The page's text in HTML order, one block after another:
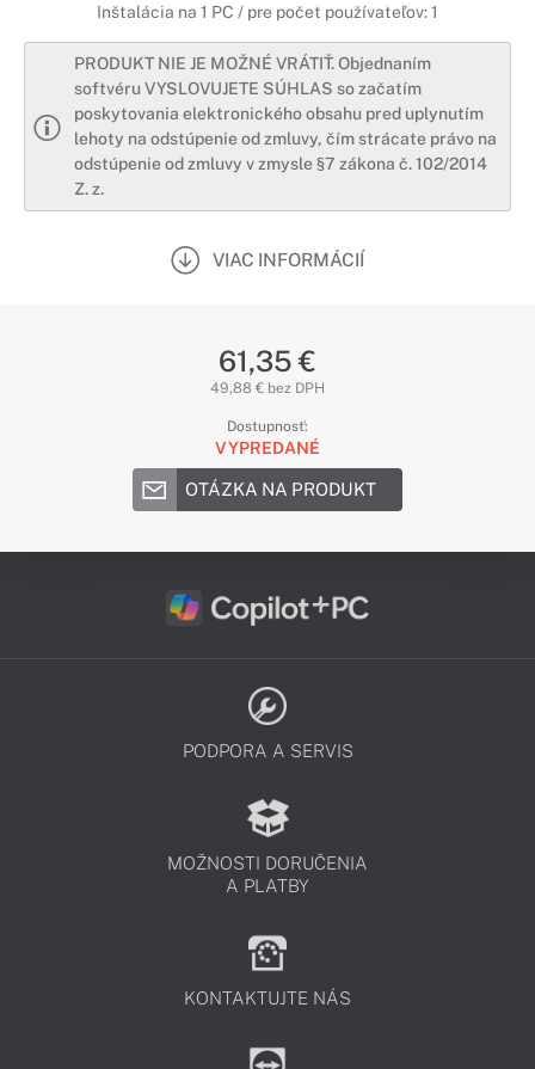
Inštalácia na 1 PC / pre počet používateľov: 1
PRODUKT NIE JE MOŽNÉ VRÁTIŤ. Objednaním
softvéru VYSLOVUJETE SÚHLAS so začatím
poskytovania elektronického obsahu pred uplynutím
lehoty na odstúpenie od zmluvy, čím strácate právo na
odstúpenie od zmluvy v zmysle §7 zákona č. 102/2014
Z. z.
VIAC INFORMÁCIÍ
61,35 €
49,88 € bez DPH
Dostupnosť:
VYPREDANÉ
OTÁZKA NA PRODUKT
PODPORA A SERVIS
MOŽNOSTI DORUČENIA
A PLATBY
KONTAKTUJTE NÁS